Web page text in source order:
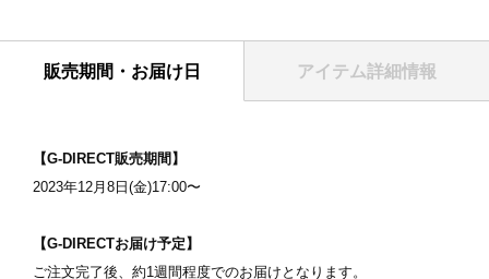
販売期間・お届け日 アイテム詳細情報
【G-DIRECT販売期間】
2023年12月8日(金)17:00〜
【G-DIRECTお届け予定】
ご注文完了後、約1週間程度でのお届けとなります。